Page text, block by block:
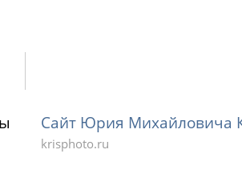
Сайт Юрия Михайловича
krisphoto.ru